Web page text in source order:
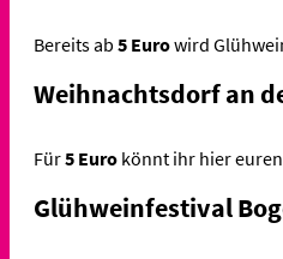
Bereits ab 5 Eurowird
Weihnachtsdorf an
Für5 Euro könnt ihr hier
Glühweinfestival